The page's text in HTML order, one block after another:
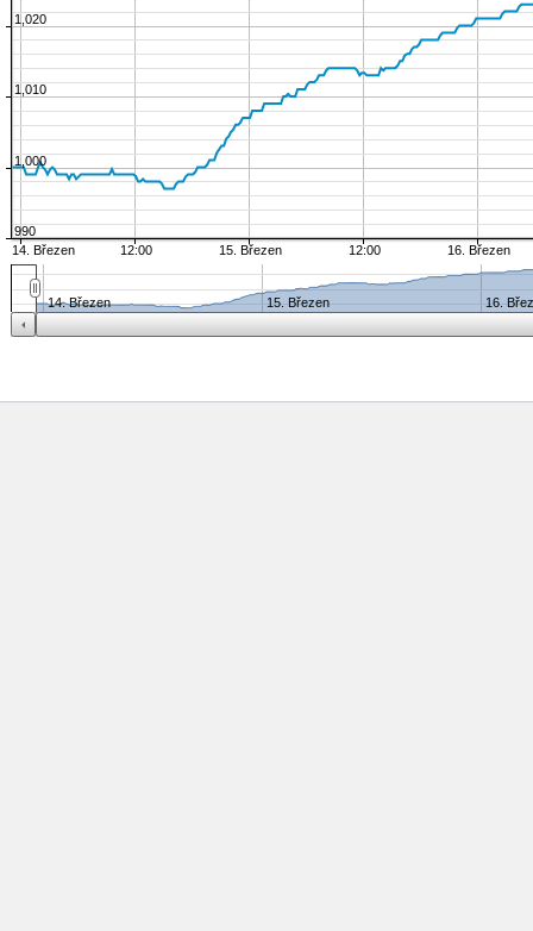
14. Březen 12:00 15. Březen 12:00 16. Březen
1,000
1,010
1,020
990
14. Březen 15. Březen 16.